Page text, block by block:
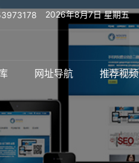
2026年8月7日 星期五
网址导航 推荐视频